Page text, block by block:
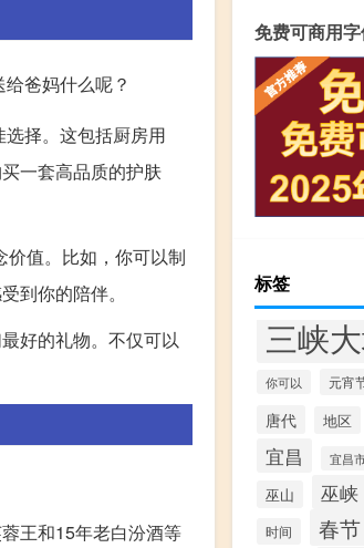
爸妈什么呢？
择。这包括厨房用
一套高品质的护肤
值。比如，你可以制
到你的陪伴。
好的礼物。不仅可以
王和15年老白汾酒等
免费可商用
标签
三峡
你可以 元宵
唐代 地区
宜昌 宜昌
巫山 巫峡
时间 春节